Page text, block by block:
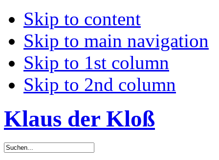
Skip to content
Skip to main navigation
Skip to 1st column
Skip to 2nd column
Klaus der Kloß